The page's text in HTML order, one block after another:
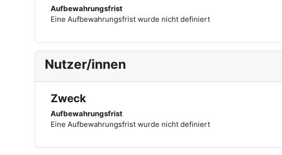
Aufbewahrungsfrist
Eine Aufbewahrungsfrist wurde nicht definiert
Nutzer/innen
Zweck
Aufbewahrungsfrist
Eine Aufbewahrungsfrist wurde nicht definiert